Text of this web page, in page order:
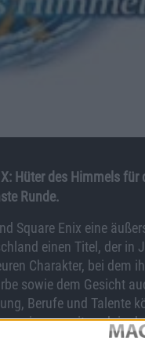
Hüter des Himmels für
Runde.
Square Enix eine
einen Titel, der in
Charakter, bei dem
sowie dem Gesicht
Berufe und Talente
mit euch in